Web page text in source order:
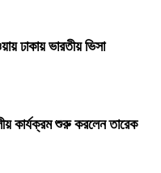
ঢাকায় ভারতীয় ভিসা
কার্যক্রম শুরু করলেন তারেক